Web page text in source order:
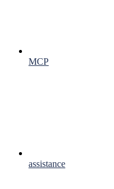
MCP
assistance